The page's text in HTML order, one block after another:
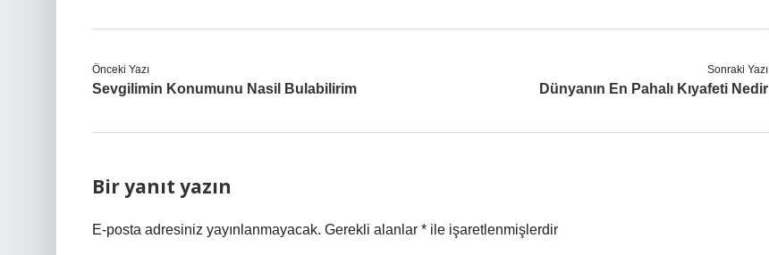
Önceki Yazı
Sevgilimin Konumunu Nasil Bulabilirim
Sonraki Yazı
Dünyanın En Pahalı Kıyafeti Nedir
Bir yanıt yazın
E-posta adresiniz yayınlanmayacak. Gerekli alanlar * ile işaretlenmişlerdir